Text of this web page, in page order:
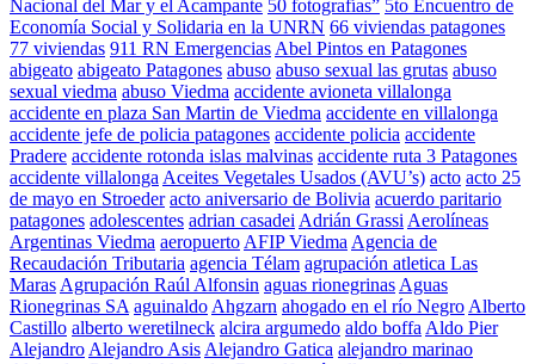
Nacional del Mar y el Acampante 50 fotografías” 5to Encuentro de
Economía Social y Solidaria en la UNRN 66 viviendas patagones
77 viviendas 911 RN Emergencias Abel Pintos en Patagones
abigeato abigeato Patagones abuso abuso sexual las grutas abuso
sexual viedma abuso Viedma accidente avioneta villalonga
accidente en plaza San Martin de Viedma accidente en villalonga
accidente jefe de policia patagones accidente policia accidente
Pradere accidente rotonda islas malvinas accidente ruta 3 Patagones
accidente villalonga Aceites Vegetales Usados (AVU’s) acto acto 25
de mayo en Stroeder acto aniversario de Bolivia acuerdo paritario
patagones adolescentes adrian casadei Adrián Grassi Aerolíneas
Argentinas Viedma aeropuerto AFIP Viedma Agencia de
Recaudación Tributaria agencia Télam agrupación atletica Las
Maras Agrupación Raúl Alfonsin aguas rionegrinas Aguas
Rionegrinas SA aguinaldo Ahgzarn ahogado en el río Negro Alberto
Castillo alberto weretilneck alcira argumedo aldo boffa Aldo Pier
Alejandro Alejandro Asis Alejandro Gatica alejandro marinao